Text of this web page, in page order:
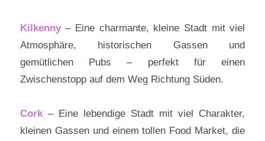
Kilkenny– Eine charmante, kleine Stadt mit viel
Atmosphäre, historischen Gassen und
gemütlichen Pubs – perfekt für einen
Zwischenstopp auf dem Weg Richtung Süden.
Cork – Eine lebendige Stadt mit viel Charakter,
kleinen Gassen und einem tollen Food Market, die